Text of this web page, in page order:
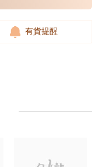
有貨提醒